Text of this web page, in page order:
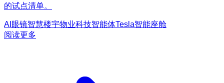
的试点清单。
AI眼镜智慧楼宇物业科技智能体Tesla智能座舱
阅读更多